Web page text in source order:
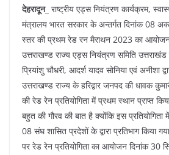
b
o
o
k
A
p
p
st a
m
देहरादून_ राष्ट्रीय एड्स नियंत्रण कार्यक्रम,
मंत्रालय भारत सरकार के अन्तर्गत दिनांक 08
स्तर की प्रथम रेड रन मैराथन 2023 का आयोजन
उत्तराखण्ड राज्य एड्स नियंत्रण समिति
प्रियांशु चौधरी, आदर्श यादव सोनिया एवं अनीशा
उत्तराखण्ड राज्य के हरिद्वार जनपद की धावक
की रेड रेन प्रतियोगिता में प्रथम स्थान प्राप्त
बहुत की गौरव की बात है क्योंकि इस
08 संघ शासित प्रदेशों के द्वारा प्रतिभाग किया
पर रेड रेन प्रतियोगिता का आयोजन दिनांक 30